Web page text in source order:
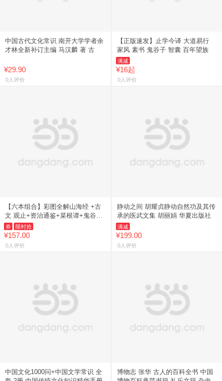
中国古代文化常识 南开大学学者余
才林全新补订主编 马汉麟 著 古
¥29.90
0人评价
【正版速发】止学今译 大道易行
家风 素书 鬼谷子 智囊 百年望族
满减
¥16起
0人评价
【六本组合】彩图全解山海经 +古
文 观止+资治通鉴+菜根谭+鬼谷子
+四
券 限时抢
¥157.00
0人评价
静动之间 胡耀贞静动自然功及其传
承的医武文集 胡丽娟 华夏出版社
满减
¥199.00
0人评价
中国文化1000问+中国文学常识 全
博物志 张华 古人的百科全书 中国